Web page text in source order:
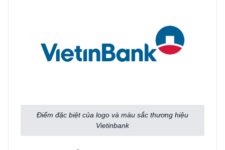
Điểm đặc biệt của logo và màu sắc thương hiệu
Vietinbank